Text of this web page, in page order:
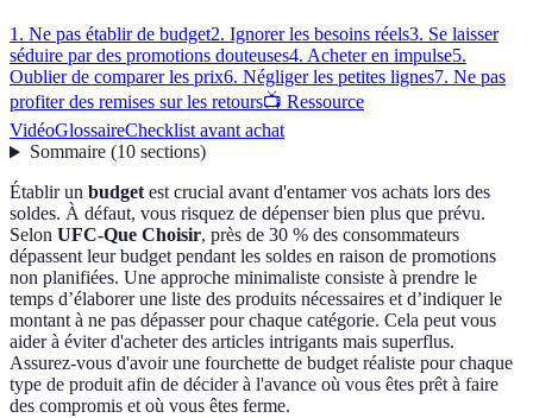
1. Ne pas établir de budget2. Ignorer les besoins réels3. Se laisser
séduire par des promotions douteuses4. Acheter en impulse5.
Oublier de comparer les prix6. Négliger les petites lignes7. Ne pas
profiter des remises sur les retours📺 Ressource
VidéoGlossaireChecklist avant achat
Sommaire(10 sections)
Établir un budgetest crucial avant d'entamer vos achats lors des
soldes. À défaut, vous risquez de dépenser bien plus que prévu.
Selon UFC-Que Choisir, près de 30 % des consommateurs
dépassent leur budget pendant les soldes en raison de promotions
non planifiées. Une approche minimaliste consiste à prendre le
temps d’élaborer une liste des produits nécessaires et d’indiquer le
montant à ne pas dépasser pour chaque catégorie. Cela peut vous
aider à éviter d'acheter des articles intrigants mais superflus.
Assurez-vous d'avoir une fourchette de budget réaliste pour chaque
type de produit afin de décider à l'avance où vous êtes prêt à faire
des compromis et où vous êtes ferme.